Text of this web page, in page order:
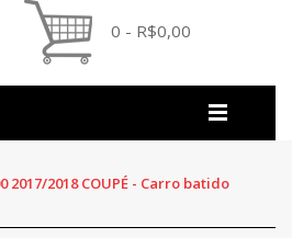
0 - R$0,00
2017/2018 COUPÉ - Carro batido